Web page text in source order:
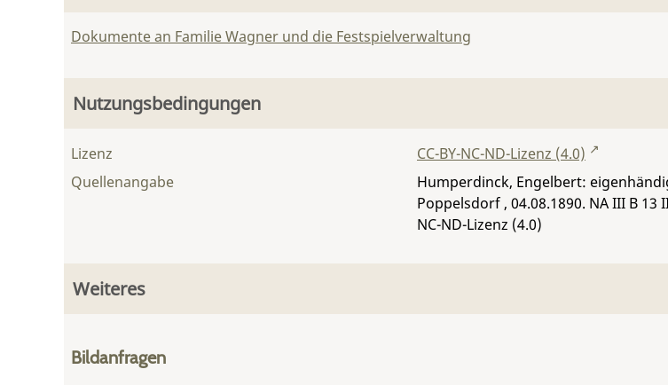
Dokumente an Familie Wagner und die Festspielverwaltung
Nutzungsbedingungen
Lizenz
CC-BY-NC-ND-Lizenz (4.0)
Quellenangabe
Humperdinck, Engelbert:
Poppelsdorf , 04.08.1890. NA III B 13
NC-ND-Lizenz (4.0)
Weiteres
Bildanfragen